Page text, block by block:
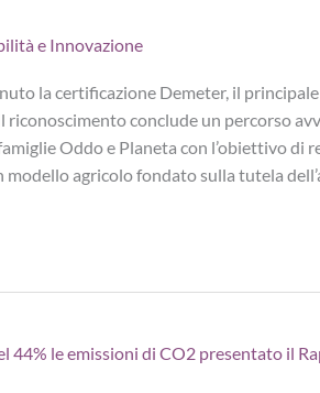
e Innovazione
la certificazione Demeter, il
riconoscimento conclude un percorso
Oddo e Planeta con l’obiettivo di
agricolo fondato sulla tutela